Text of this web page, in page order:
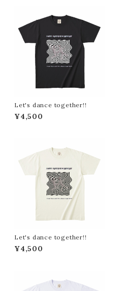
Let's dance together!!
¥4,500
Let's dance together!!
¥4,500